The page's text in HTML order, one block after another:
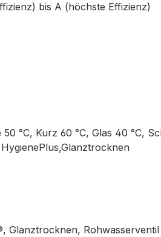
bis A (höchste Effizienz)
°C, Kurz 60 °C, Glas 40 °C,
Glanztrocknen,